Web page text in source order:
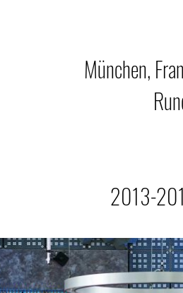
München,
2013-